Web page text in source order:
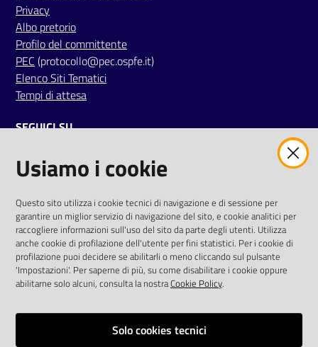
Privacy
Albo pretorio
Profilo del committente
PEC (protocollo@pec.ospfe.it)
Elenco Siti Tematici
Tempi di attesa
SEGUICI SU
twitterfacebookyoutube
AREA DIPENDENTI
Posta Elettronica Aziendale
Cloud aziendale(manuale di istruzioni)
Portale del Dipendente
Sito intranet
Usiamo i cookie
Questo sito utilizza i cookie tecnici di navigazione e di sessione per
garantire un miglior servizio di navigazione del sito, e cookie analitici per
raccogliere informazioni sull'uso del sito da parte degli utenti. Utilizza
anche cookie di profilazione dell'utente per fini statistici. Per i cookie di
profilazione puoi decidere se abilitarli o meno cliccando sul pulsante
'Impostazioni'. Per saperne di più, su come disabilitare i cookie oppure
abilitarne solo alcuni, consulta la nostraCookie Policy.
Solo cookies tecnici